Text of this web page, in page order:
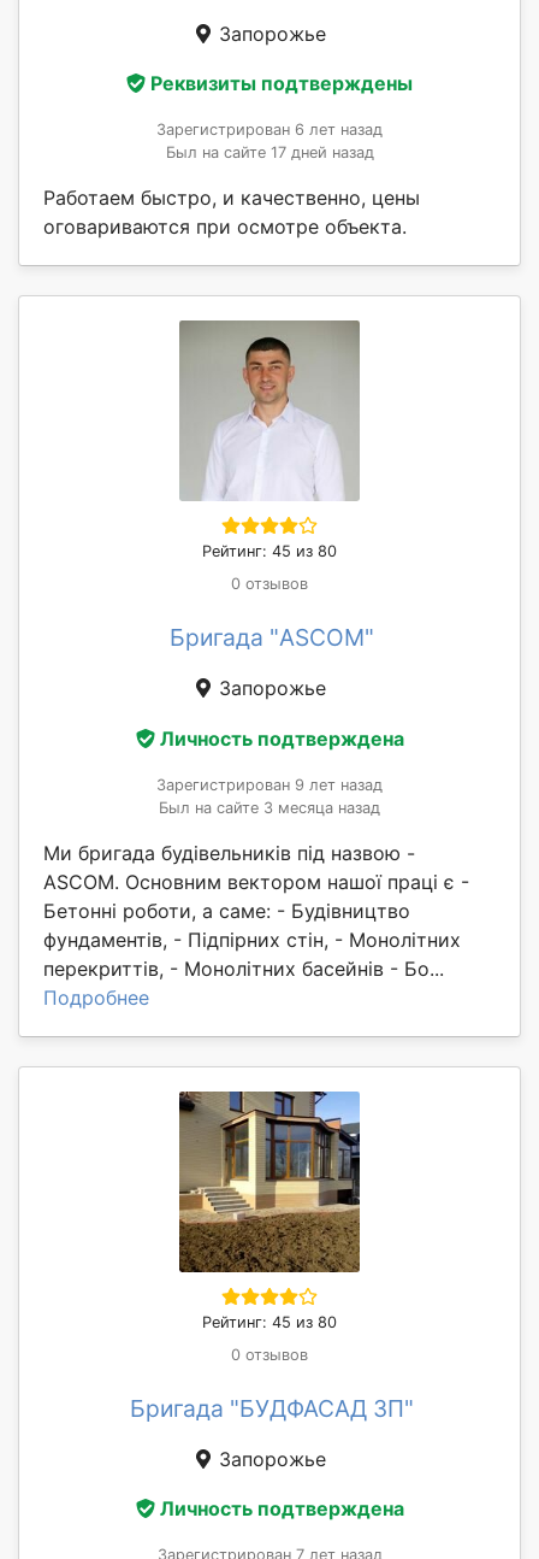
Запорожье
Реквизиты подтверждены
Зарегистрирован 6 лет назад
Был на сайте 17 дней назад
Работаем быстро, и качественно, цены
оговариваются при осмотре объекта.
Рейтинг: 45 из 80
0 отзывов
Бригада "ASCOM"
Запорожье
Личность подтверждена
Зарегистрирован 9 лет назад
Был на сайте 3 месяца назад
Ми бригада будівельників під назвою -
ASCOM. Основним вектором нашої праці є -
Бетонні роботи, а саме: - Будівництво
фундаментів, - Підпірних стін, - Монолітних
перекриттів, - Монолітних басейнів - Бо...
Подробнее
Рейтинг: 45 из 80
0 отзывов
Бригада "БУДФАСАД ЗП"
Запорожье
Личность подтверждена
Зарегистрирован 7 лет назад